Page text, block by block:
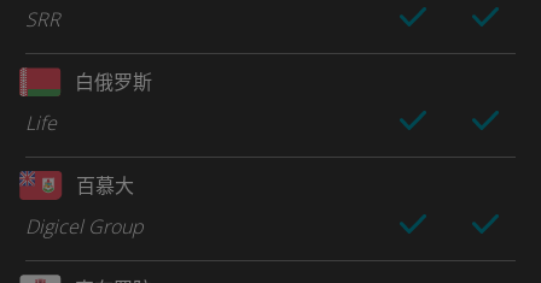
SRR
白俄罗斯
Life
百慕大
Digicel Group